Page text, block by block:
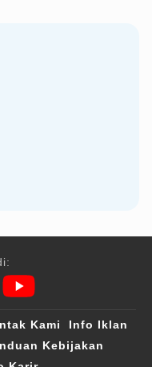
Kami
Info Iklan
Kebijakan